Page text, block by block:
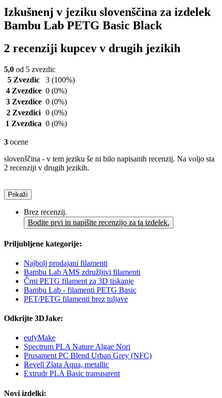
Izkušnenj v jeziku slovenščina za izdelek
Bambu Lab PETG Basic Black
2 recenziji kupcev v drugih jezikih
5,0 od 5 zvezdic
5 Zvezdic
3 (100%)
4 Zvezdice 0 (0%)
3 Zvezdice 0 (0%)
2 Zvezdici 0 (0%)
1 Zvezdica 0 (0%)
3 ocene
slovenščina - v tem jeziku še ni bilo napisanih recenzij. Na voljo sta
2 recenziji v drugih jezikih.
Prikaži
Brez recenzij.
Bodite prvi in napišite recenzijo za ta izdelek.
Priljubljene kategorije:
Najbolj prodajani filamenti
Bambu Lab AMS združljivi filamenti
Črni PETG filament za 3D tiskanje
Bambu Lab - filamenti PETG Basic
PET/PETG filamenti brez tuljave
Odkrijte 3DJake:
eufyMake
Spectrum PLA Nature Algae Nori
Prusament PC Blend Urban Grey (NFC)
Revell Zlata Aqua, metallic
Extrudr PLA Basic transparent
Novi izdelki: